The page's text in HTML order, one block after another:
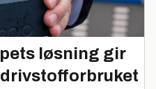
løsning gir